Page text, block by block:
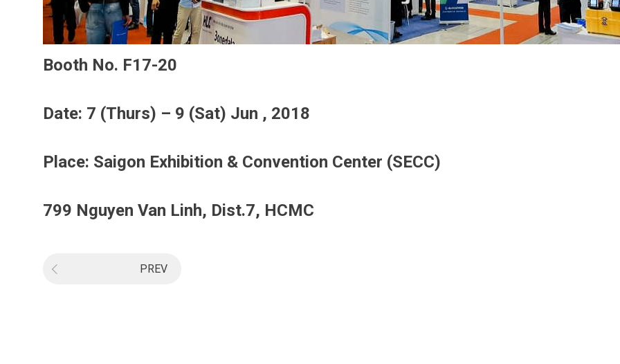
Booth No. F17-20
Date: 7 (Thurs) – 9 (Sat) Jun , 2018
Place: Saigon Exhibition & Convention Center (SECC)
799 Nguyen Van Linh, Dist.7, HCMC
PREV